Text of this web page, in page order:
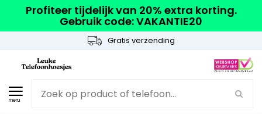
Profiteer tijdelijk van 20% extra korting.
Gebruik code: VAKANTIE20
Gratis verzending
menu